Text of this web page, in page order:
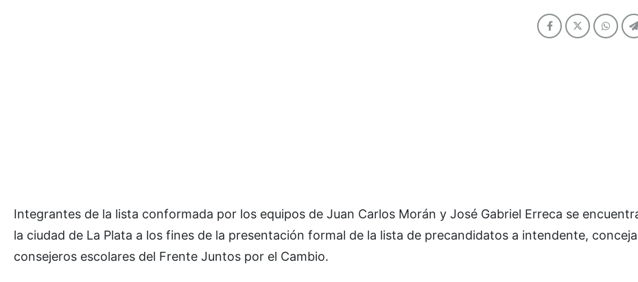
Integrantes de la lista conformada por los equipos de Juan Carlos Morán y José Gabriel Erreca se
la ciudad de La Plata a los fines de la presentación formal de la lista de precandidatos a intendente,
consejeros escolares del Frente Juntos por el Cambio.